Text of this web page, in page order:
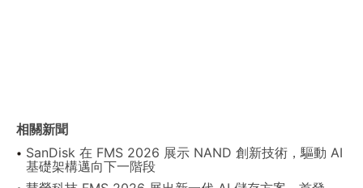
相關新聞
SanDisk 在 FMS 2026 展示 NAND 創新技術，驅動 AI
基礎架構邁向下一階段